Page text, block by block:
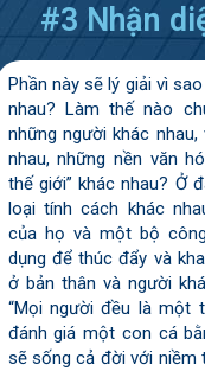
#3 Nhận
Phần này sẽ lý giải vì
nhau? Làm thế nào
những người khác
nhau, những nền văn
thế giới” khác nhau? Ở
loại tính cách khác
của họ và một bộ
dụng để thúc đẩy và
ở bản thân và người
“Mọi người đều là một
đánh giá một con cá
sẽ sống cả đời với niềm